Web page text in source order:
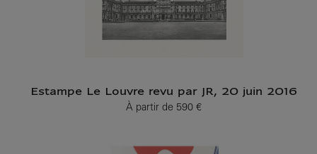
Estampe Le Louvre revu par JR, 20 juin 2016
À partir dePrix ​​actuel
590 €